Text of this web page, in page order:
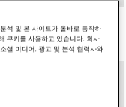
하 전 가격:
₩1,455,000 인하된 가격:
₩727,500
석 및 본 사이트가 올바로 동작하
쿠키를 사용하고 있습니다. 회사
셜 미디어, 광고 및 분석 협력사와